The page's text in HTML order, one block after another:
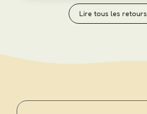
Lire tous les retours